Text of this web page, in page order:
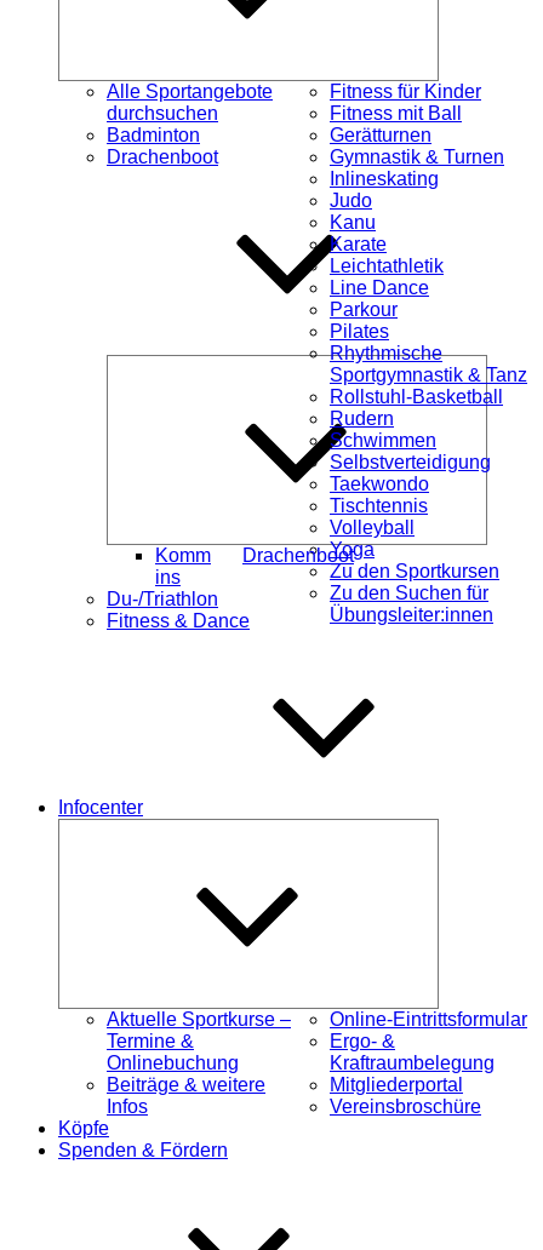
Alle Sportangebote
durchsuchen
Badminton
Drachenboot
öffnen
Komm
ins
Drachenboot
Du-/Triathlon
Fitness & Dance
Fitness für Kinder
Fitness mit Ball
Gerätturnen
Gymnastik & Turnen
Inlineskating
Judo
Kanu
Karate
Leichtathletik
Line Dance
Parkour
Pilates
Rhythmische
Sportgymnastik & Tanz
Rollstuhl-Basketball
Rudern
Schwimmen
Selbstverteidigung
Taekwondo
Tischtennis
Volleyball
Yoga
Zu den Sportkursen
Zu den Suchen für
Übungsleiter:innen
Infocenter
Aktuelle Sportkurse –
Termine &
Onlinebuchung
Beiträge & weitere
Infos
Online-Eintrittsformular
Ergo- &
Kraftraumbelegung
Mitgliederportal
Vereinsbroschüre
Köpfe
Spenden & Fördern